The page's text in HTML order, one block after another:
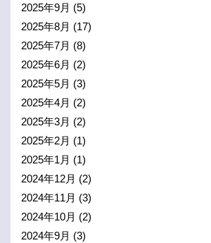
2025年9月 (5)
2025年8月 (17)
2025年7月 (8)
2025年6月 (2)
2025年5月 (3)
2025年4月 (2)
2025年3月 (2)
2025年2月 (1)
2025年1月 (1)
2024年12月 (2)
2024年11月 (3)
2024年10月 (2)
2024年9月 (3)